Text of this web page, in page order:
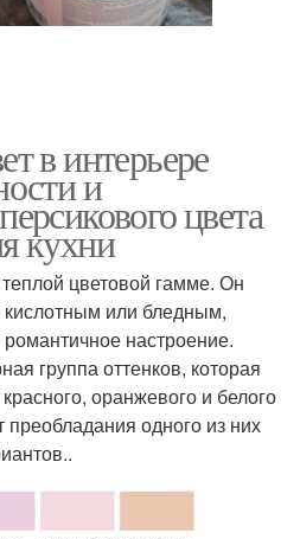
в интерьере
и
цвета
кухни
цветовой гамме. Он
или бледным,
настроение.
группа оттенков, которая
оранжевого и белого
преобладания одного из них